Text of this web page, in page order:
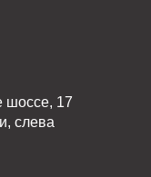
шоссе, 17
слева